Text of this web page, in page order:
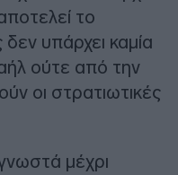
το
υπάρχει καμία
ούτε από την
οι στρατιωτικές
μέχρι